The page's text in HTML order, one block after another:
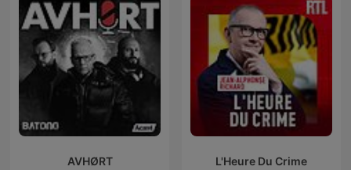
AVHØRT L'Heure Du Crime